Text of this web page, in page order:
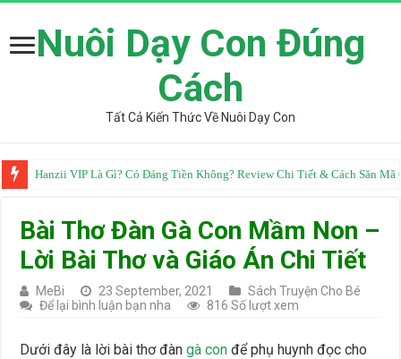
Nuôi Dạy Con Đúng
Cách
Tất Cả Kiến Thức Về Nuôi Dạy Con
Hanzii VIP Là Gì? Có Đáng Tiền Không? Review Chi Tiết & Cách Săn Mã
Tự Học Tiếng Trung Cơ Bản Tại Nhà: Lộ Trình 0-HSK4 Hiệu Quả Nhất
Bài Thơ Đàn Gà Con Mầm Non –
Lời Bài Thơ và Giáo Án Chi Tiết
MeBi 23 September, 2021
Sách Truyện Cho Bé
Để lại bình luận bạn nha
816 Số lượt xem
Dưới đây là lời bài thơ đàngà con để phụ huynh đọc cho